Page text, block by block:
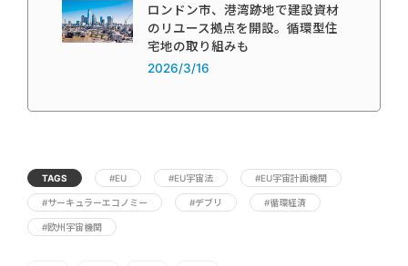
ロンドン市、港湾跡地で建設資材
のリユース拠点を開設。循環型住
宅地の取り組みも
2026/3/16
TAGS #EU #EU宇宙法 #EU宇宙計画機関
#サーキュラーエコノミー #デブリ #循環経済
#欧州宇宙機関